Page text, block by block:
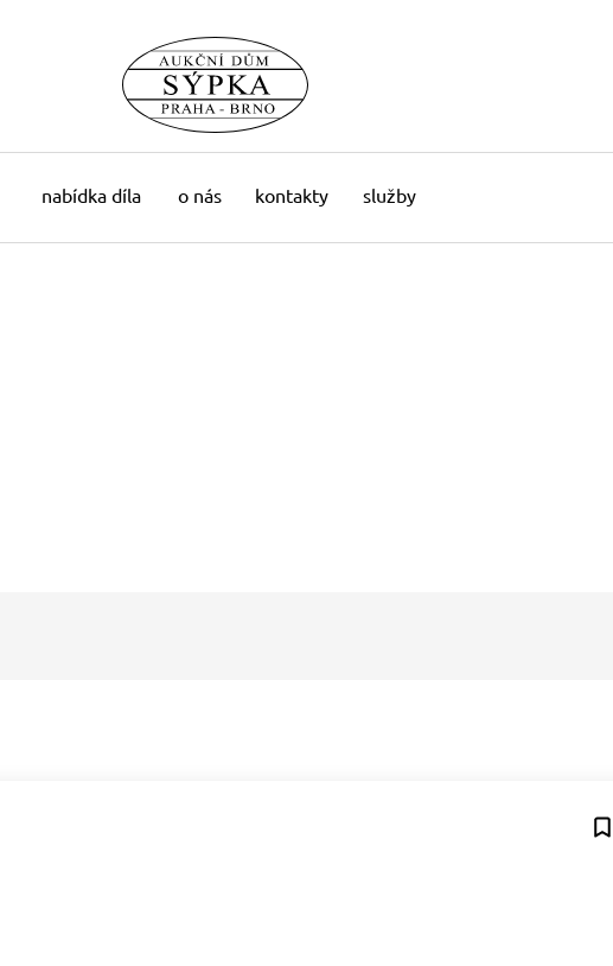
nabídka díla o nás kontakty služby